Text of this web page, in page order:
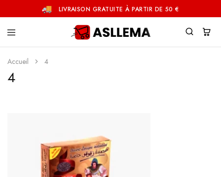
LIVRAISON GRATUITE À PARTIR DE 50 €
Accueil 4
4